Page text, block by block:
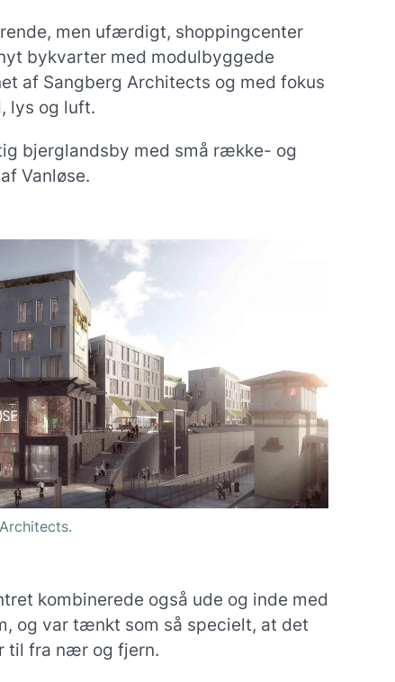
men ufærdigt, shoppingcenter
bykvarter med modulbyggede
af Sangberg Architects og med fokus
lys og luft.
bjerglandsby med små række- og
Vanløse.
kombinerede også ude og inde med
og var tænkt som så specielt, at det
til fra nær og fjern.